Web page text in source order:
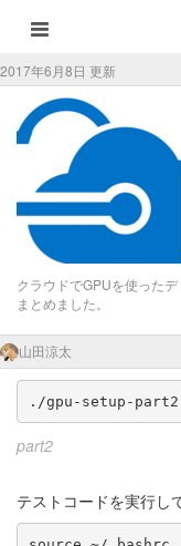
2017年6月8日 更新
クラウドでGPUを使った
まとめました。
山田涼太
./gpu-setup-
part2
テストコードを実行し